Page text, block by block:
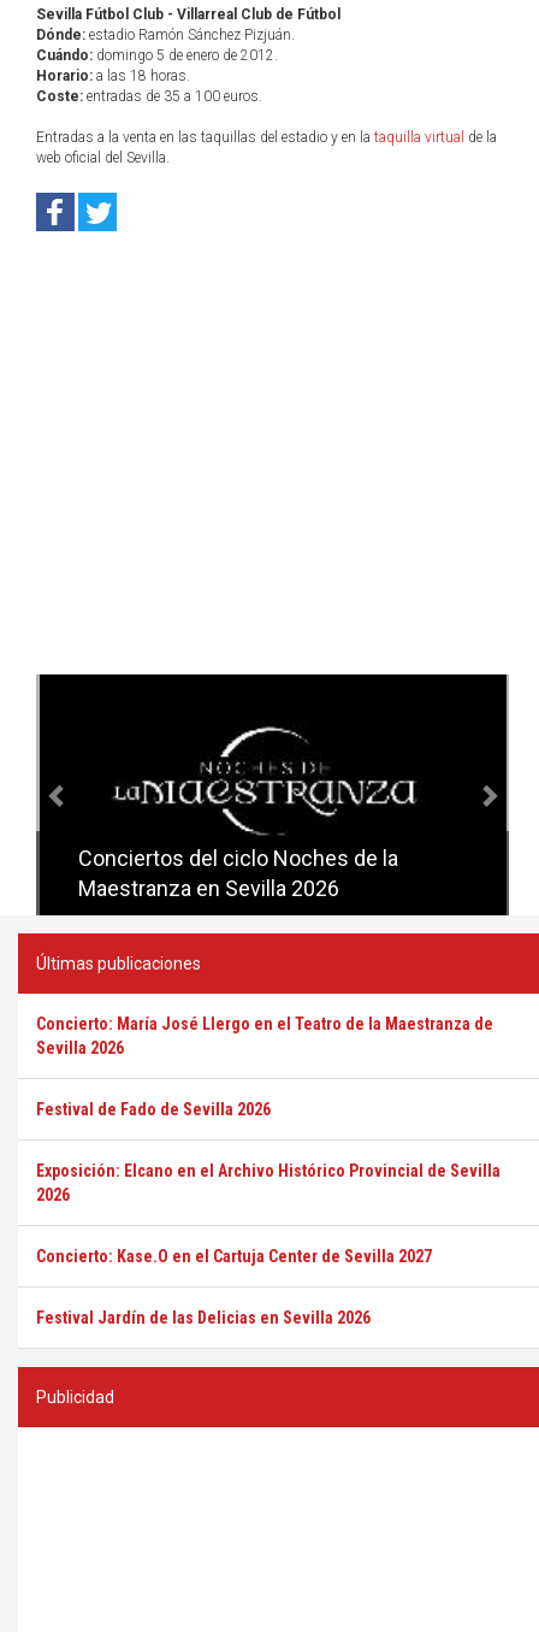
Sevilla Fútbol Club - Villarreal Club de Fútbol
Dónde: estadio Ramón Sánchez Pizjuán.
Cuándo: domingo 5 de enero de 2012.
Horario: a las 18 horas.
Coste: entradas de 35 a 100 euros.
Entradas a la venta en las taquillas del estadio y en la taquilla virtual de la
web oficial del Sevilla.
Conciertos del ciclo Noches de la
Maestranza en Sevilla 2026
Conciertos del ciclo Candlelight en
Sevilla
Últimas publicaciones
Concierto: María José Llergo en el Teatro de la Maestranza de
Sevilla 2026
Festival de Fado de Sevilla 2026
Exposición: Elcano en el Archivo Histórico Provincial de Sevilla
2026
Concierto: Kase.O en el Cartuja Center de Sevilla 2027
Festival Jardín de las Delicias en Sevilla 2026
Publicidad